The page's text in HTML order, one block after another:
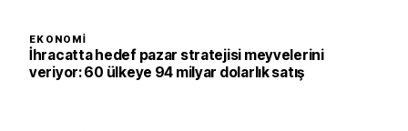
EKONOMI
İhracatta hedef pazar stratejisi meyvelerini
veriyor: 60 ülkeye 94 milyar dolarlık satış